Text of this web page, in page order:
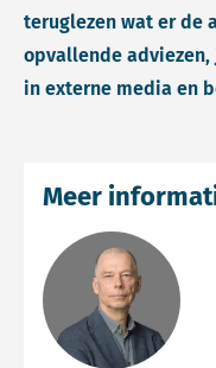
teruglezen wat er de
opvallende
in externe media en
Meer